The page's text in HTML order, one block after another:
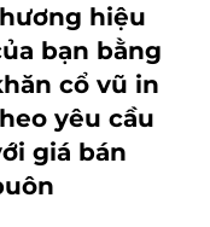
hiệu
bạn bằng
cổ vũ in
yêu cầu
giá bán